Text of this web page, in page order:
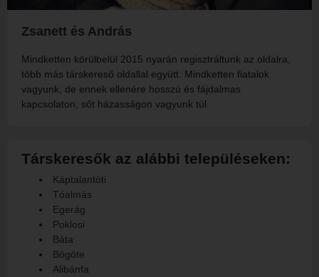
Zsanett és András
Mindketten körülbelül 2015 nyarán regisztráltunk az oldalra,
több más társkereső oldallal együtt. Mindketten fiatalok
vagyunk, de ennek ellenére hosszú és fájdalmas
kapcsolaton, sőt házasságon vagyunk túl.
Társkeresők az alábbi településeken:
Káptalantóti
Tóalmás
Egerág
Poklosi
Báta
Bögöte
Alibánfa